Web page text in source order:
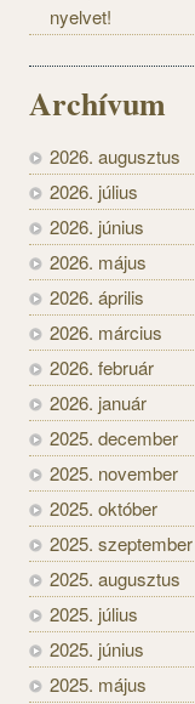
nyelvet!
Archívum
2026. augusztus
2026. július
2026. június
2026. május
2026. április
2026. március
2026. február
2026. január
2025. december
2025. november
2025. október
2025. szeptember
2025. augusztus
2025. július
2025. június
2025. május